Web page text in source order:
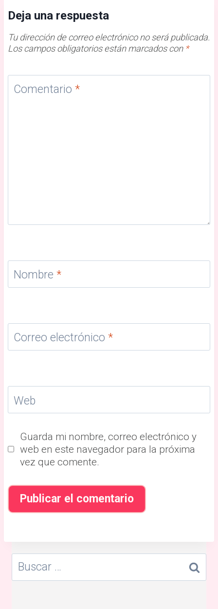
Deja una respuesta
Tu dirección de correo electrónico no será publicada.
Los campos obligatorios están marcados con *
Comentario *
Nombre *
Correo electrónico *
Web
Guarda mi nombre, correo electrónico y
web en este navegador para la próxima
vez que comente.
Buscar: